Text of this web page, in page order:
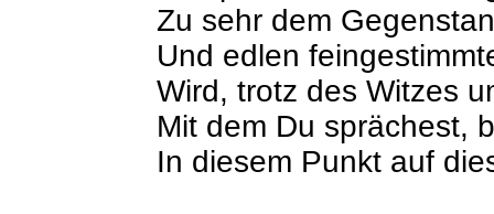
Zu sehr dem
Und edlen
Wird, trotz des Witzes
Mit dem Du sprächest,
In diesem Punkt auf